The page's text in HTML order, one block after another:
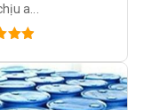
a...